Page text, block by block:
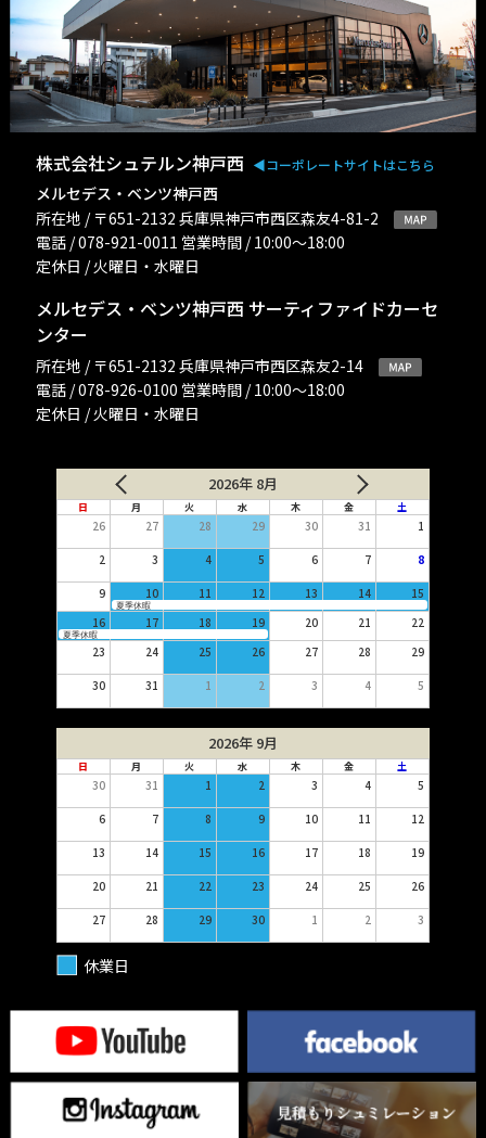
株式会社シュテルン神戸西 ◀︎コーポレートサイトはこちら
メルセデス・ベンツ神戸西
所在地 / 〒651-2132 兵庫県神戸市西区森友4-81-2
電話 / 078-921-0011 営業時間 / 10:00〜18:00
定休日 / 火曜日・水曜日
メルセデス・ベンツ神戸西 サーティファイドカーセ
ンター
所在地 / 〒651-2132 兵庫県神戸市西区森友2-14
電話 / 078-926-0100 営業時間 / 10:00〜18:00
定休日 / 火曜日・水曜日
2026年 8月
日 月 火 水 木 金 土
26 27 28 29 30 31 1
2 3 4 5 6 7 8
9 10 11 12 13 14 15
夏季休暇
16 17 18 19 20 21 22
夏季休暇
23 24 25 26 27 28 29
30 31 1 2 3 4 5
2026年 9月
日 月 火 水 木 金 土
30 31 1 2 3 4 5
6 7 8 9 10 11 12
13 14 15 16 17 18 19
20 21 22 23 24 25 26
27 28 29 30 1 2 3
休業日